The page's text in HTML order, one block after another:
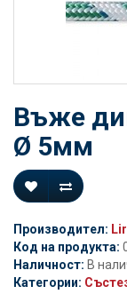
Въже
Ø 5мм
Производител:
Код на продукта:
Наличност: В
Категории: